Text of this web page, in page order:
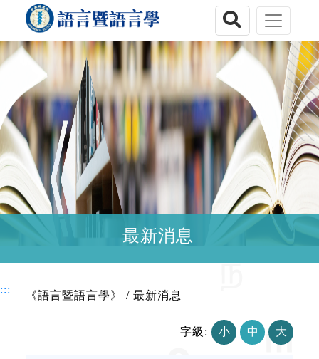
跳到主要內容區塊
搜尋
最新消息
::: 《語言暨語言學》 / 最新消息
字級: 小 中 大